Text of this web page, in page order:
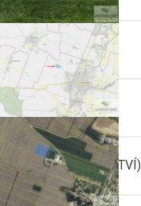
OKRES
KATASTR
LV (LIST VLASTNICTVÍ)